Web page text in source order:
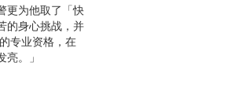
更为他取了「快
的身心挑战，并
专业资格，在
。」